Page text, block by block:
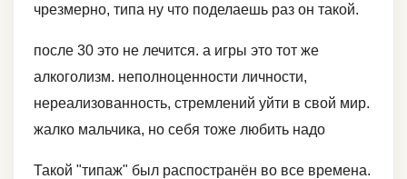
чрезмерно, типа ну что поделаешь раз он такой.
после 30 это не лечится. а игры это тот же
алкоголизм. неполноценности личности,
нереализованность, стремлений уйти в свой мир.
жалко мальчика, но себя тоже любить надо
Такой "типаж" был распостранён во все времена.